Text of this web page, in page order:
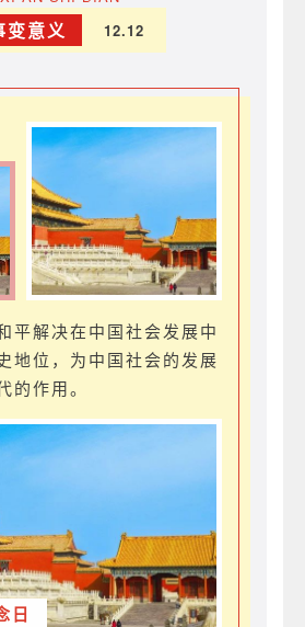
变意义 12.12
平解决在中国社会发展中
地位，为中国社会的发展
的作用。
日